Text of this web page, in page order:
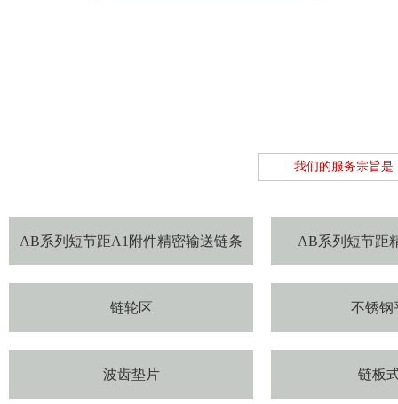
我们的服务宗旨是
AB系列短节距A1附件精密输送链条 AB系列短节距
链轮区 不锈钢
波齿垫片 链板